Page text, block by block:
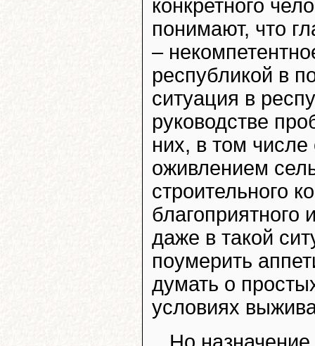
конкретного
понимают, что
–
республикой в
ситуация в
руководстве
них, в том
оживлением
строительного
благоприятного
даже в такой
поумерить
думать о
условиях